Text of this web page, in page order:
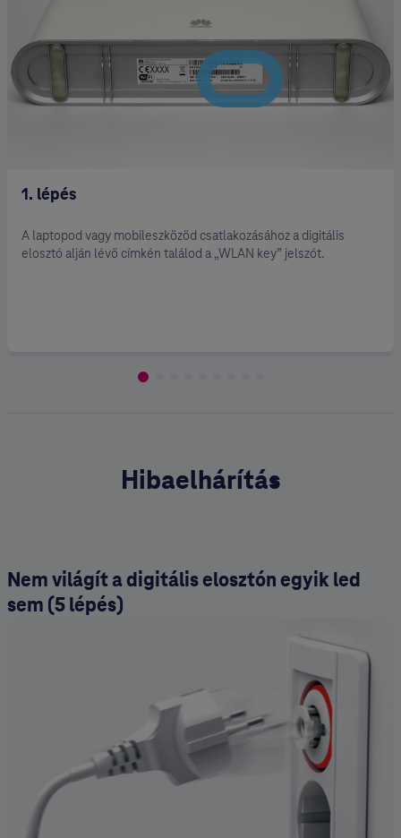
1. lépés
A laptopod vagy mobileszközöd csatlakozásához a digitális
elosztó alján lévő címkén találod a „WLAN key” jelszót.
Hibaelhárítás
Nem világít a digitális elosztón egyik led
sem (5 lépés)